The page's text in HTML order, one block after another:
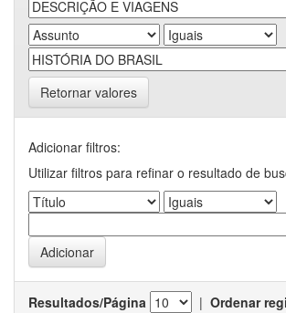
Retornar valores
Adicionar filtros:
Utilizar filtros para refinar o resultado de
Resultados/Página | Ordenar